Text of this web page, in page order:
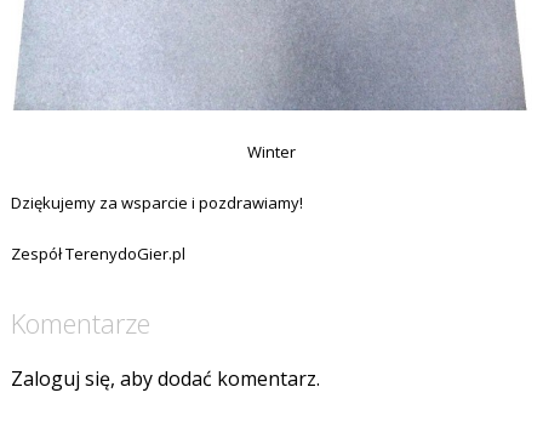
Winter
Dziękujemy za wsparcie i pozdrawiamy!
Zespół TerenydoGier.pl
Komentarze
Zaloguj się, aby dodać komentarz.